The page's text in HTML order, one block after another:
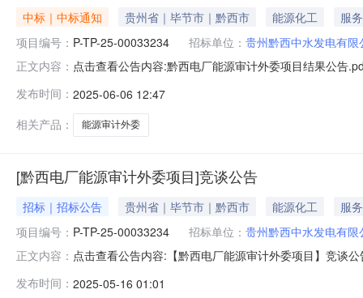
中标｜中标通知 贵州省｜毕节市｜黔西市 能源化工
服务
项目编号： P-TP-25-00033234 招标单位： 贵州黔西中水发电有限
正文内容： 点击查看公告内容:黔西电厂能源审计外委项目结果公告
0511:02:00八、公告日期：2025-06-06九、采购执行人
发布时间： 2025-06-06 12:47
相关产品：
能源审计外委
[黔西电厂能源审计外委项目]竞谈公告
招标｜招标公告 贵州省｜毕节市｜黔西市 能源化工
服务
项目编号： P-TP-25-00033234 招标单位： 贵州黔西中水发电有限
正文内容： 点击查看公告内容:【黔西电厂能源审计外委项目】竞谈
13885756501九、竞谈方式：公开十、报价要求：请根
发布时间： 2025-05-16 01:01